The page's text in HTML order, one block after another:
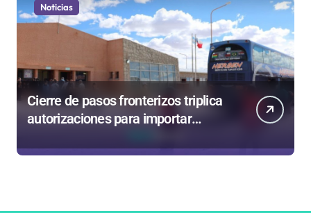
Noticias
Cierre de pasos fronterizos triplica
autorizaciones para importar